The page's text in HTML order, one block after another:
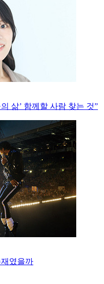
삶’ 함께할 사람 찾는 것”
였을까